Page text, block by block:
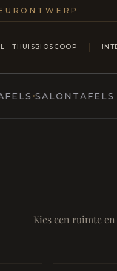
THUISBIOSCOOP
SALONTAFELS &
Kies een ruimte